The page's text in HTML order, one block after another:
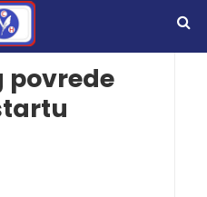
povrede